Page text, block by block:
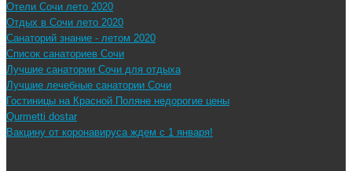
Отели Сочи лето 2020
Отдых в Сочи лето 2020
Санаторий знание - летом 2020
Список санаториев Сочи
Лучшие санатории Сочи для отдыха
Лучшие лечебные санатории Сочи
Гостиницы на Красной Поляне недорогие цены
Qurmetti dostar
Вакцину от коронавируса ждем с 1 января!